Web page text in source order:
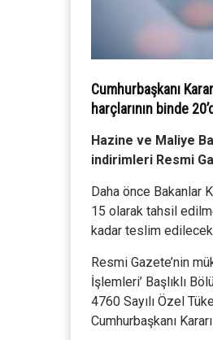
Cumhurbaşkanı
harçlarının binde
Hazine ve Maliye
indirimleri Resmi
Daha önce Bakanlar
15 olarak tahsil
kadar teslim
Resmi Gazete’nin
İşlemleri’ Başlıklı
4760 Sayılı Özel
Cumhurbaşkanı